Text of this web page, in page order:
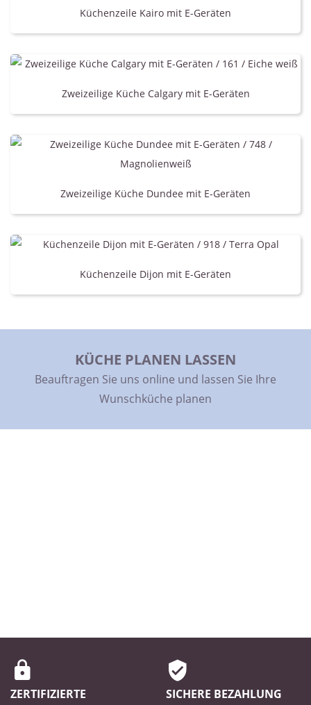
Küchenzeile Kairo mit E-Geräten
Zweizeilige Küche Calgary mit E-Geräten
Zweizeilige Küche Dundee mit E-Geräten
Küchenzeile Dijon mit E-Geräten
KÜCHE ONLINE KAUFEN
Kaufen Sie Ihre Küche günstig und direkt online
KÜCHE PLANEN LASSEN
Beauftragen Sie uns online und lassen Sie Ihre
Wunschküche planen
ZERTIFIZIERTE
SICHERE BEZAHLUNG